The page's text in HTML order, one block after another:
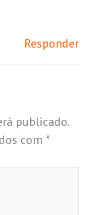
Responder
publicado.
com *